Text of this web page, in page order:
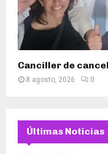
Canciller de
8 agosto, 2026 0
Últimas Noticias